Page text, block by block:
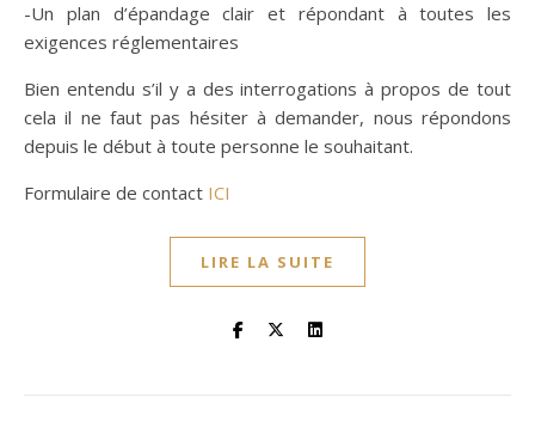
-Un plan d’épandage clair et répondant à toutes les
exigences réglementaires
Bien entendu s’il y a des interrogations à propos de tout
cela il ne faut pas hésiter à demander, nous répondons
depuis le début à toute personne le souhaitant.
Formulaire de contact ICI
LIRE LA SUITE